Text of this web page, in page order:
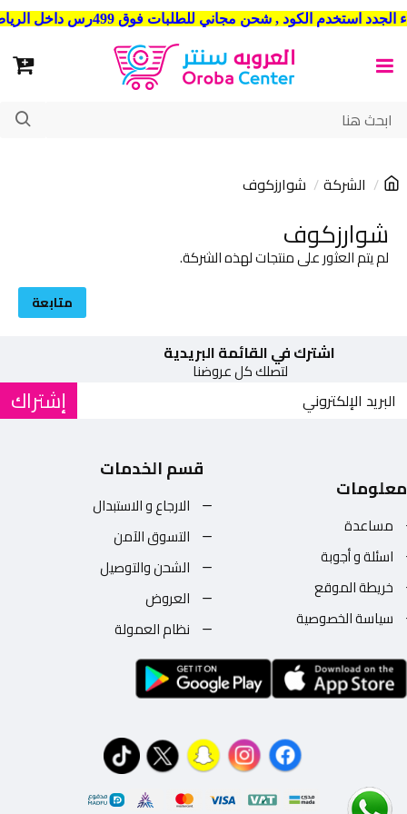
شحن مجاني للطلبات فوق 499رس داخل الرياض . وشحن الي جميع مدن المملكة العربية السعودية
الشركة شوارزكوف
شوارزكوف
لم يتم العثور على منتجات لهذه الشركة.
متابعة
اشترك في القائمة البريدية
لتصلك كل عروضنا
إشتراك
معلومات
مساعدة
اسئلة و أجوبة
خريطة الموقع
سياسة الخصوصية
قسم الخدمات
الارجاع و الاستبدال
التسوق الآمن
الشحن والتوصيل
العروض
نظام العمولة